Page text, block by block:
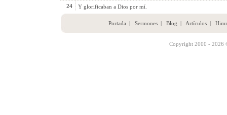
24
Y glorificaban a Dios por mí.
Portada | Sermones| Blog | Artículos|
Copyright 2000 - 2026